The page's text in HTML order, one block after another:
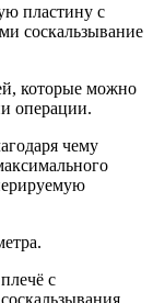
пластину с
соскальзывание
которые можно
операции.
чему
с